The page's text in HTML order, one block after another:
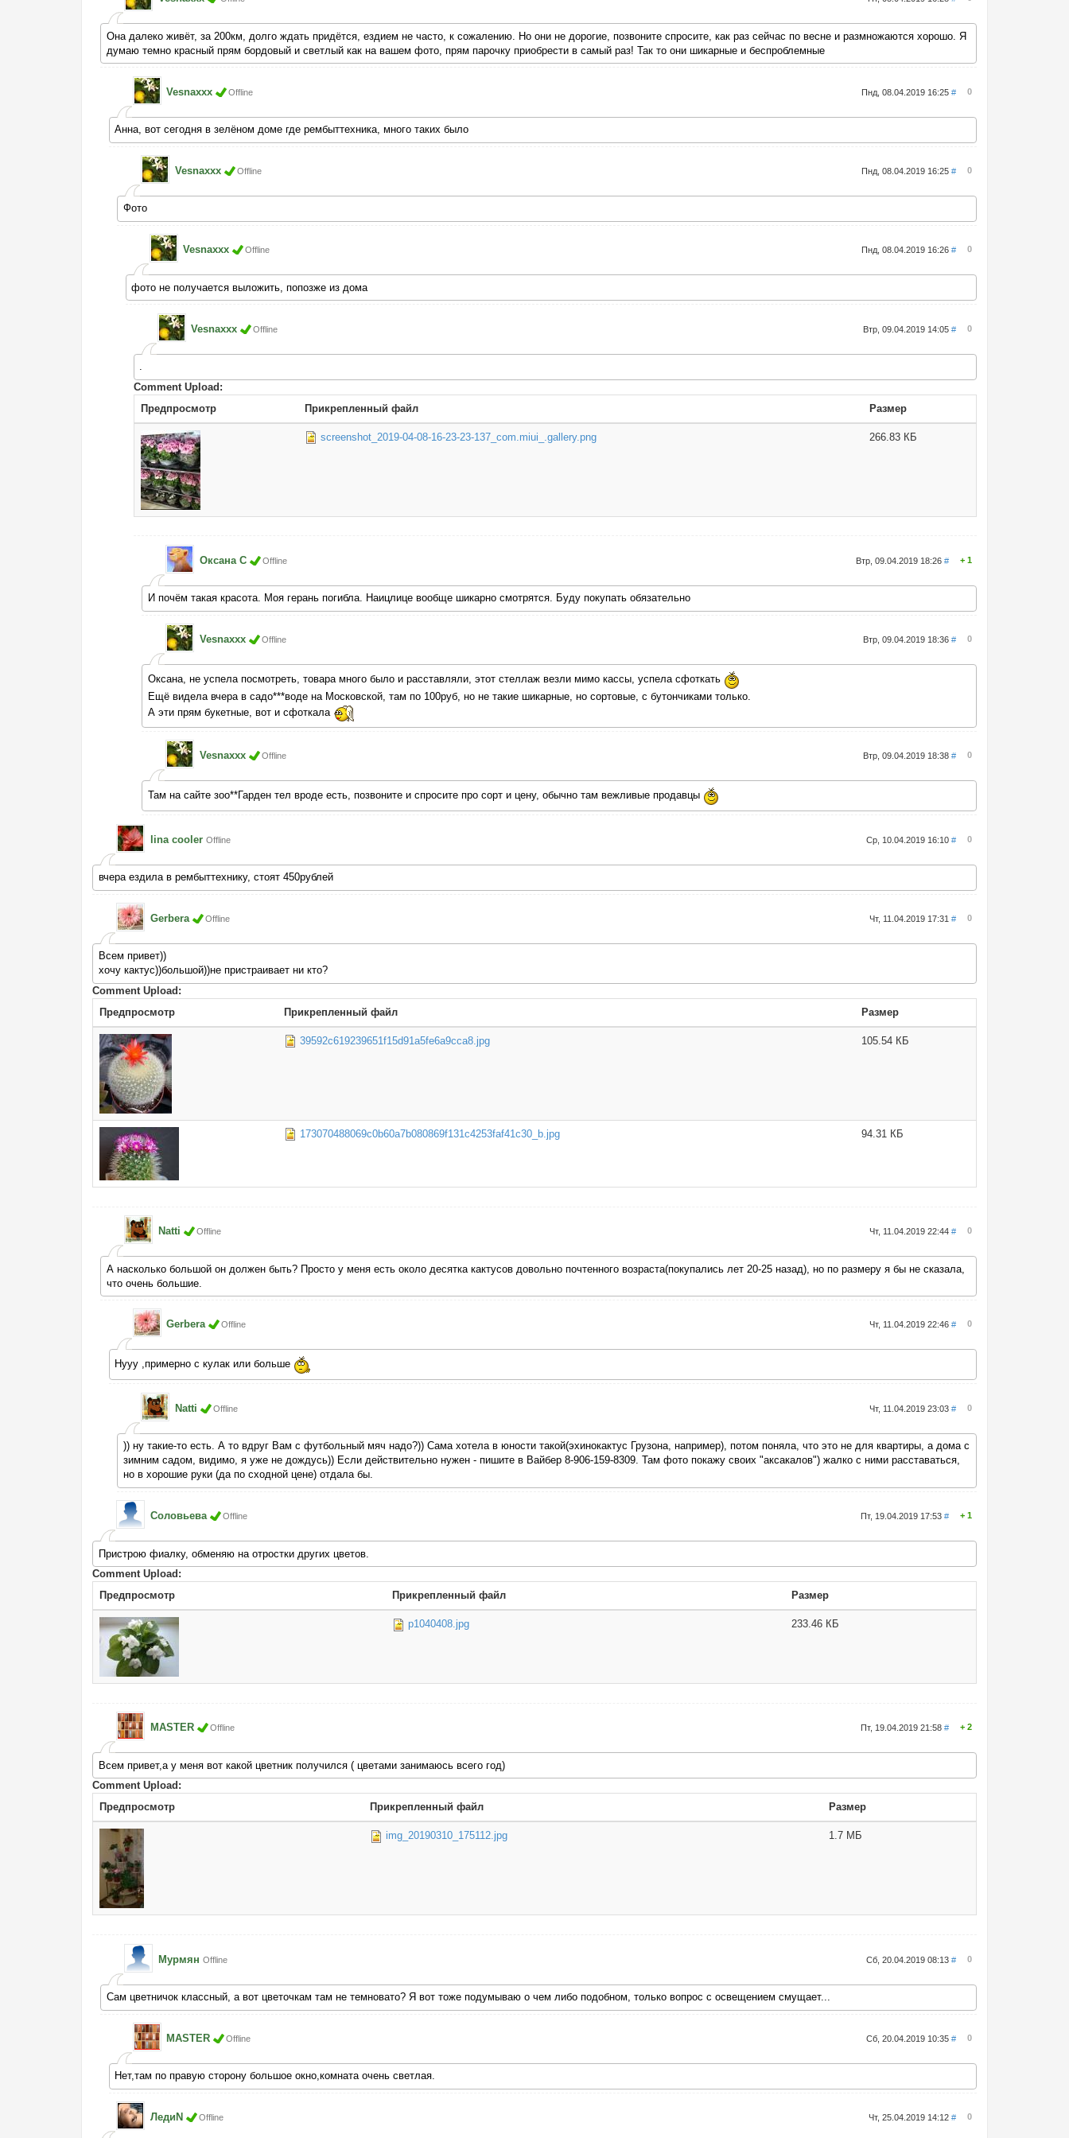
Она далеко живёт, за 200км, долго ждать придётся, ездием не часто, к сожалению. Но они не дорогие, позвоните спросите, как раз сейчас по весне и размножаются хорошо. Я
думаю темно красный прям бордовый и светлый как на вашем фото, прям парочку приобрести в самый раз! Так то они шикарные и беспроблемные
Vesnaxxx Offline Пнд, 08.04.2019 16:25# 0
Анна, вот сегодня в зелёном доме где рембыттехника, много таких было
Vesnaxxx Offline Пнд, 08.04.2019 16:25# 0
Фото
Vesnaxxx Offline Пнд, 08.04.2019 16:26# 0
фото не получается выложить, попозже из дома
Vesnaxxx Offline Втр, 09.04.2019 14:05# 0
.
Comment Upload:
Предпросмотр
Прикрепленный файл Размер
screenshot_2019-04-08-16-23-23-137_com.miui_.gallery.png 266.83 КБ
Оксана С Offline Втр, 09.04.2019 18:26# 1
И почём такая красота. Моя герань погибла. Наицлице вообще шикарно смотрятся. Буду покупать обязательно
Vesnaxxx Offline Втр, 09.04.2019 18:36# 0
Оксана, не успела посмотреть, товара много было и расставляли, этот стеллаж везли мимо кассы, успела сфоткать
Ещё видела вчера в садо***воде на Московской, там по 100руб, но не такие шикарные, но сортовые, с бутончиками только.
А эти прям букетные, вот и сфоткала
Vesnaxxx Offline Втр, 09.04.2019 18:38# 0
Там на сайте зоо**Гарден тел вроде есть, позвоните и спросите про сорт и цену, обычно там вежливые продавцы
lina cooler Offline Ср, 10.04.2019 16:10# 0
вчера ездила в рембыттехнику, стоят 450рублей
Gerbera Offline Чт, 11.04.2019 17:31# 0
Всем привет))
хочу кактус))большой))не пристраивает ни кто?
Comment Upload:
Предпросмотр
Прикрепленный файл Размер
39592c619239651f15d91a5fe6a9cca8.jpg 105.54 КБ
173070488069c0b60a7b080869f131c4253faf41c30_b.jpg 94.31 КБ
Natti Offline Чт, 11.04.2019 22:44# 0
А насколько большой он должен быть? Просто у меня есть около десятка кактусов довольно почтенного возраста(покупались лет 20-25 назад), но по размеру я бы не сказала,
что очень большие.
Gerbera Offline Чт, 11.04.2019 22:46# 0
Нууу ,примерно с кулак или больше
Natti Offline Чт, 11.04.2019 23:03# 0
)) ну такие-то есть. А то вдруг Вам с футбольный мяч надо?)) Сама хотела в юности такой(эхинокактус Грузона, например), потом поняла, что это не для квартиры, а дома с
зимним садом, видимо, я уже не дождусь)) Если действительно нужен - пишите в Вайбер 8-906-159-8309. Там фото покажу своих "аксакалов") жалко с ними расставаться,
но в хорошие руки (да по сходной цене) отдала бы.
Соловьева Offline Пт, 19.04.2019 17:53# 1
Пристрою фиалку, обменяю на отростки других цветов.
Comment Upload:
Предпросмотр
Прикрепленный файл Размер
p1040408.jpg 233.46 КБ
MASTER Offline Пт, 19.04.2019 21:58# 2
Всем привет,а у меня вот какой цветник получился ( цветами занимаюсь всего год)
Comment Upload:
Предпросмотр
Прикрепленный файл Размер
img_20190310_175112.jpg 1.7 МБ
Мурмян Offline Сб, 20.04.2019 08:13# 0
Сам цветничок классный, а вот цветочкам там не темновато? Я вот тоже подумываю о чем либо подобном, только вопрос с освещением смущает...
MASTER Offline Сб, 20.04.2019 10:35# 0
Нет,там по правую сторону большое окно,комната очень светлая.
ЛедиN Offline Чт, 25.04.2019 14:12# 0